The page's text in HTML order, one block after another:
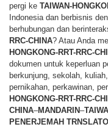
pergi ke TAIWAN-
Indonesia dan berbisnis
berhubungan dan
RRC-CHINA? Atau Anda
HONGKONG-RRT-RRC-
dokumen untuk keperluan
berkunjung, sekolah,
pernikahan, perkawinan,
HONGKONG-RRT-RRC-
CHINA–MANDARIN–
PENERJEMAH